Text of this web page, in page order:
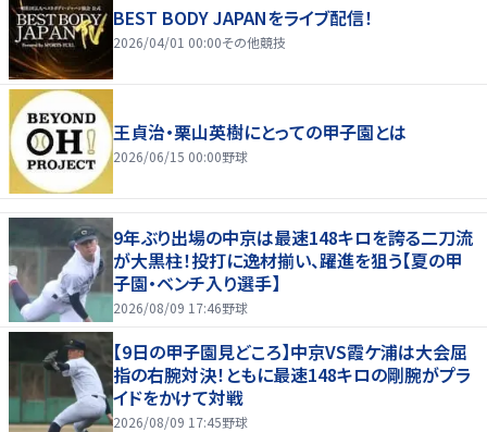
BEST BODY JAPANをライブ配信！
2026/04/01 00:00その他競技
王貞治・栗山英樹にとっての甲子園とは
2026/06/15 00:00野球
9年ぶり出場の中京は最速148キロを誇る二刀流
が大黒柱！投打に逸材揃い、躍進を狙う【夏の甲
子園・ベンチ入り選手】
2026/08/09 17:46野球
【9日の甲子園見どころ】中京VS霞ケ浦は大会屈
指の右腕対決！ともに最速148キロの剛腕がプラ
イドをかけて対戦
2026/08/09 17:45野球